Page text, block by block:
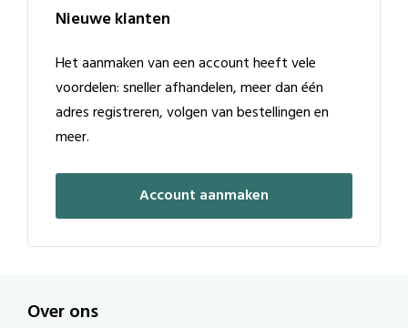
Nieuwe klanten
Het aanmaken van een account heeft vele
voordelen: sneller afhandelen, meer dan één
adres registreren, volgen van bestellingen en
meer.
Account aanmaken
Over ons